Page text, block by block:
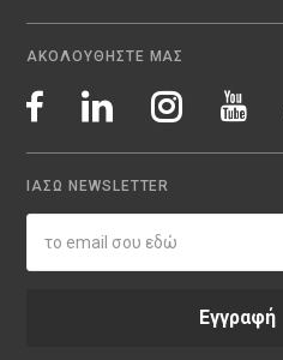
ΑΚΟΛΟΥΘΗΣΤΕ ΜΑΣ
ΙΑΣΩ NEWSLETTER
Εγγραφή